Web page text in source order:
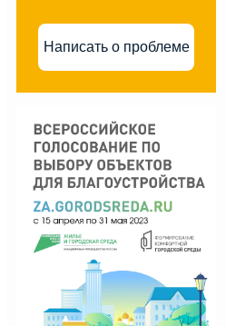
Написать о проблеме